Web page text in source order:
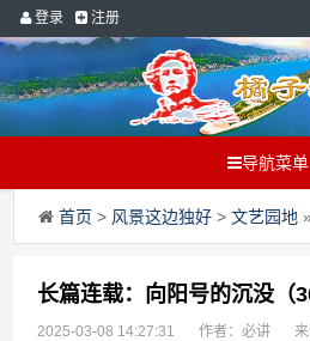
登录 注册
导航菜单
首页 > 风景这边独好 >文艺园地
长篇连载：向阳号的沉没（
2025-03-08 14:27:31 作者：必讲